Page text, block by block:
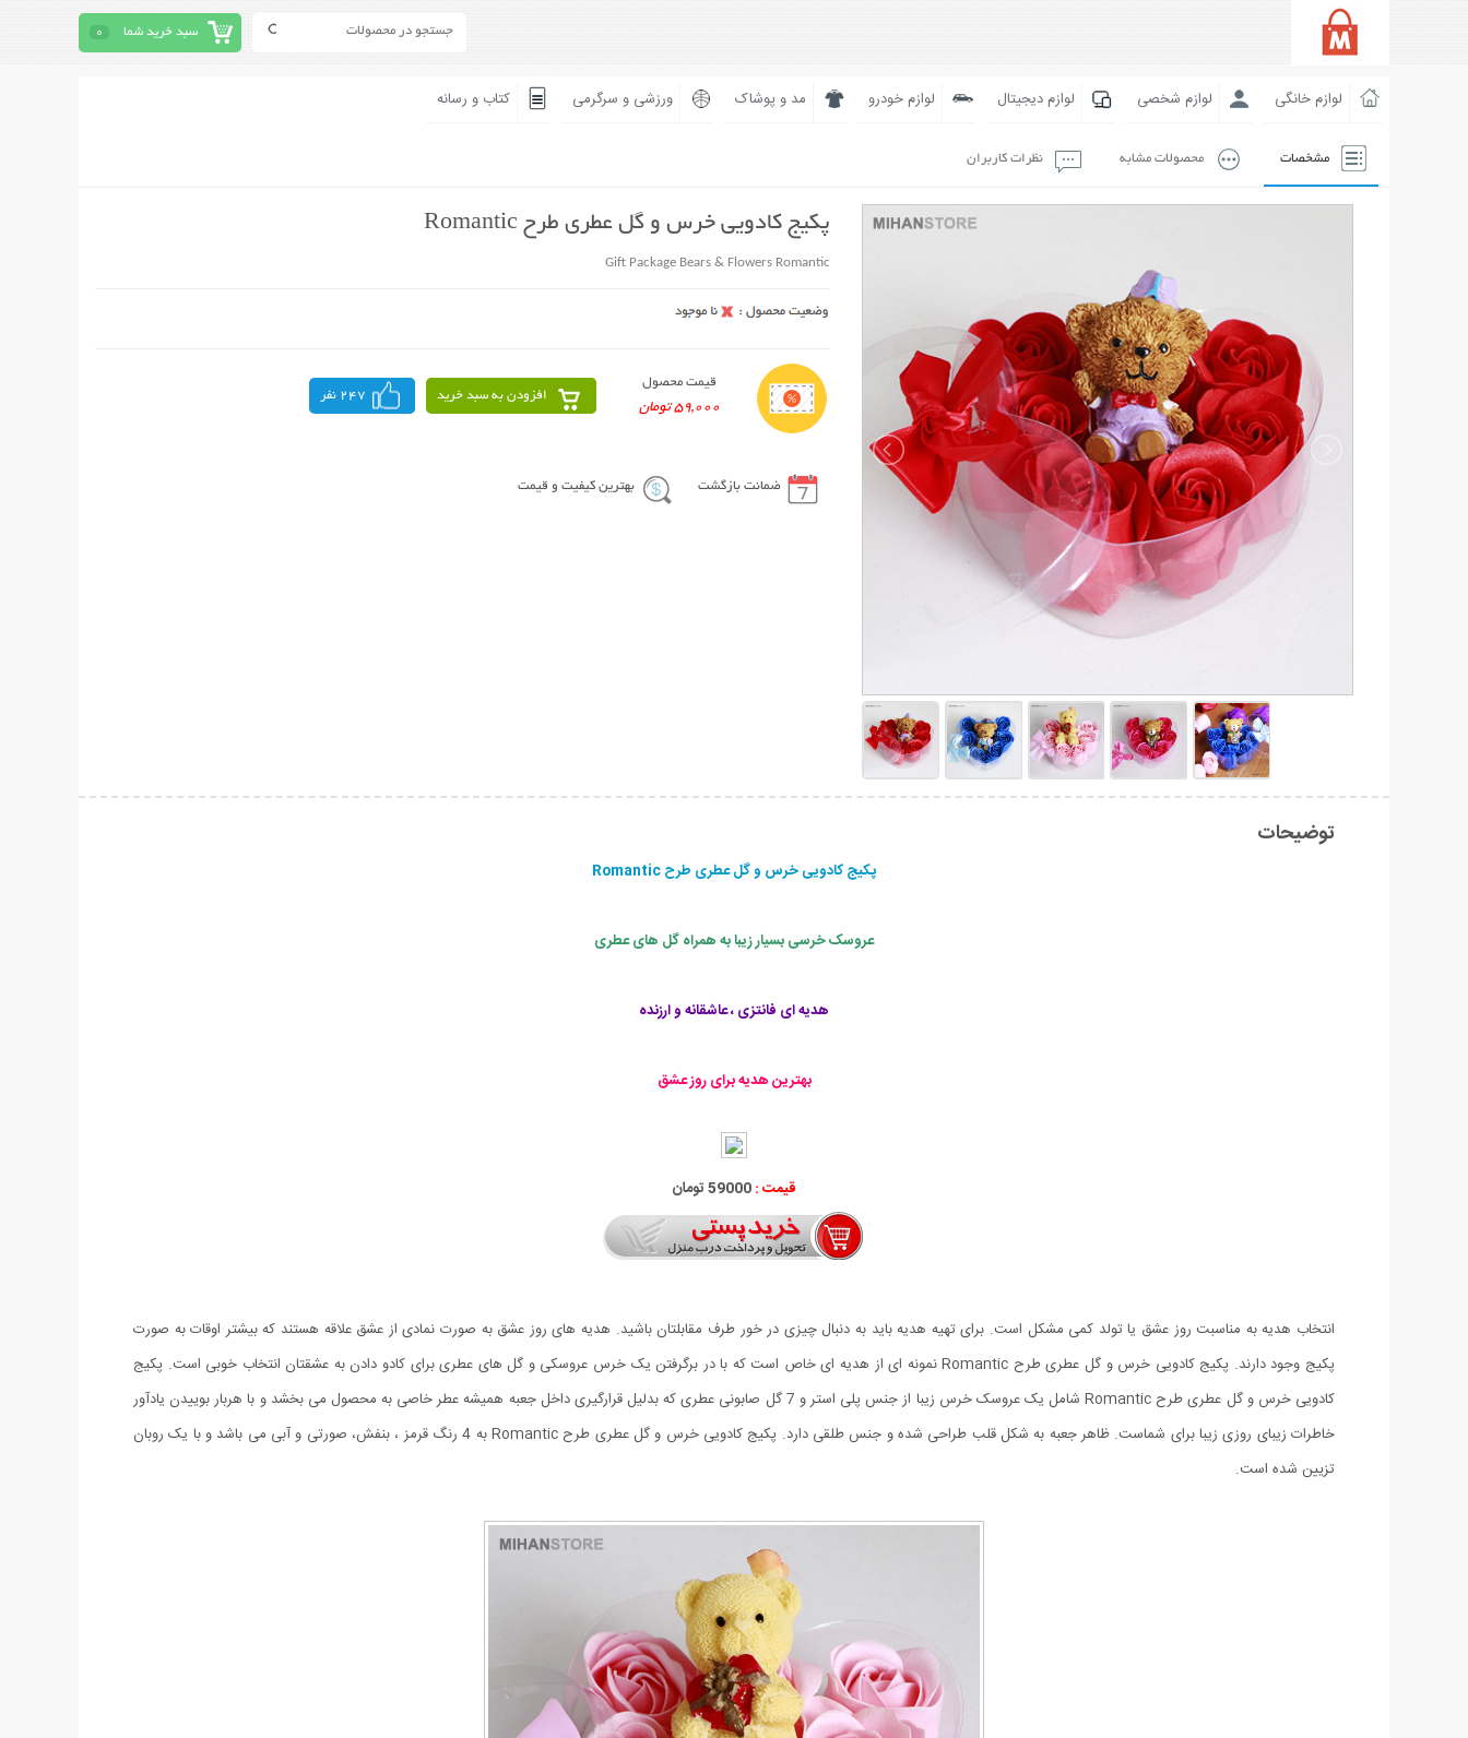
سبد خرید شما 0
لوازم خانگی لوازم شخصی لوازم دیجیتال لوازم خودرو مد و پوشاک ورزشی و سرگرمی کتاب و رسانه
مشخصات محصولات مشابه نظرات کاربران
پکیج کادویی خرس و گل عطری طرح Romantic
Gift Package Bears & Flowers Romantic
قیمت محصول
59,000 تومان
افزودن به سبد خرید 247 نفر
ضمانت بازگشت بهترین کیفیت و قیمت
توضیحات
پکیج کادویی خرس و گل عطری طرح Romantic
عروسک خرسی بسیار زیبا به همراه گل های عطری
هدیه ای فانتزی ، عاشقانه و ارزنده
بهترین هدیه برای روز عشق
قیمت :59000 تومان
انتخاب هدیه به مناسبت روز عشق یا تولد کمی مشکل است. برای تهیه هدیه باید به دنبال چیزی در خور طرف مقابلتان باشید. هدیه های روز عشق به صورت نمادی از عشق علاقه هستند که بیشتر اوقات به صورت
پکیج وجود دارند. پکیج کادویی خرس و گل عطری طرح Romantic نمونه ای از هدیه ای خاص است که با در برگرفتن یک خرس عروسکی و گل های عطری برای کادو دادن به عشقتان انتخاب خوبی است. پکیج
کادویی خرس و گل عطری طرح Romantic شامل یک عروسک خرس زیبا از جنس پلی استر و 7 گل صابونی عطری که بدلیل قرارگیری داخل جعبه همیشه عطر خاصی به محصول می بخشد و با هربار بوییدن یادآور
خاطرات زیبای روزی زیبا برای شماست. ظاهر جعبه به شکل قلب طراحی شده و جنس طلقی دارد. پکیج کادویی خرس و گل عطری طرح Romantic به 4 رنگ قرمز ، بنفش، صورتی و آبی می باشد و با یک روبان
تزیین شده است.